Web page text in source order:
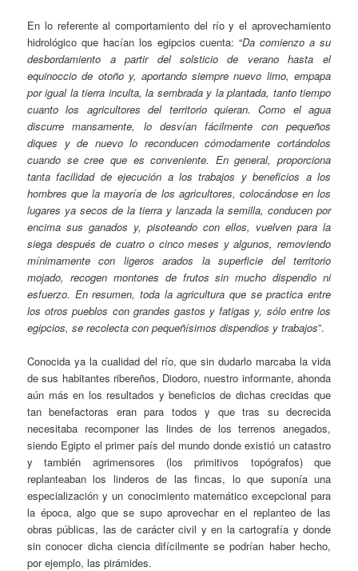
En lo referente al comportamiento del río y el aprovechamiento
hidrológico que hacían los egipcios cuenta: “Da comienzo a su
desbordamiento a partir del solsticio de verano hasta el
equinoccio de otoño y, aportando siempre nuevo limo, empapa
por igual la tierra inculta, la sembrada y la plantada, tanto tiempo
cuanto los agricultores del territorio quieran. Como el agua
discurre mansamente, lo desvían fácilmente con pequeños
diques y de nuevo lo reconducen cómodamente cortándolos
cuando se cree que es conveniente. En general, proporciona
tanta facilidad de ejecución a los trabajos y beneficios a los
hombres que la mayoría de los agricultores, colocándose en los
lugares ya secos de la tierra y lanzada la semilla, conducen por
encima sus ganados y, pisoteando con ellos, vuelven para la
siega después de cuatro o cinco meses y algunos, removiendo
mínimamente con ligeros arados la superficie del territorio
mojado, recogen montones de frutos sin mucho dispendio ni
esfuerzo. En resumen, toda la agricultura que se practica entre
los otros pueblos con grandes gastos y fatigas y, sólo entre los
egipcios, se recolecta con pequeñísimos dispendios y trabajos”.
Conocida ya la cualidad del río, que sin dudarlo marcaba la vida
de sus habitantes ribereños, Diodoro, nuestro informante, ahonda
aún más en los resultados y beneficios de dichas crecidas que
tan benefactoras eran para todos y que tras su decrecida
necesitaba recomponer las lindes de los terrenos anegados,
siendo Egipto el primer país del mundo donde existió un catastro
y también agrimensores (los primitivos topógrafos) que
replanteaban los linderos de las fincas, lo que suponía una
especialización y un conocimiento matemático excepcional para
la época, algo que se supo aprovechar en el replanteo de las
obras públicas, las de carácter civil y en la cartografía y donde
sin conocer dicha ciencia difícilmente se podrían haber hecho,
por ejemplo, las pirámides.